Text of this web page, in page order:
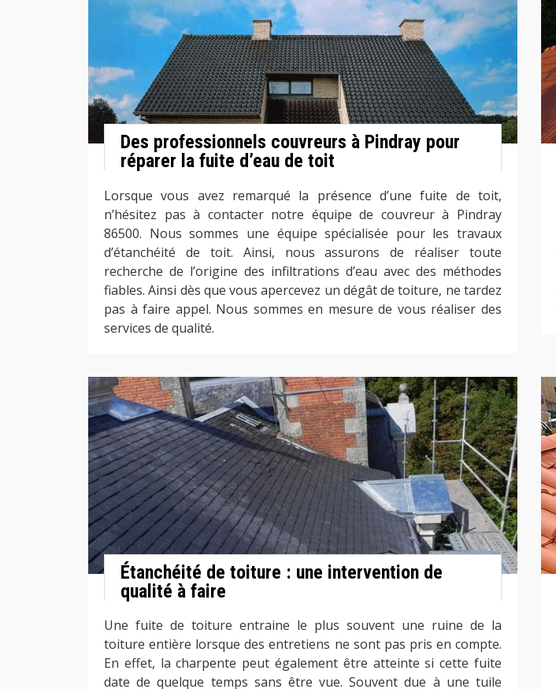
Des professionnels couvreurs à Pindray pour
réparer la fuite d’eau de toit
Lorsque vous avez remarqué la présence d’une fuite de toit,
n’hésitez pas à contacter notre équipe de couvreur à Pindray
86500. Nous sommes une équipe spécialisée pour les travaux
d’étanchéité de toit. Ainsi, nous assurons de réaliser toute
recherche de l’origine des infiltrations d’eau avec des méthodes
fiables. Ainsi dès que vous apercevez un dégât de toiture, ne tardez
pas à faire appel. Nous sommes en mesure de vous réaliser des
services de qualité.
Étanchéité de toiture : une intervention de
qualité à faire
Une fuite de toiture entraine le plus souvent une ruine de la
toiture entière lorsque des entretiens ne sont pas pris en compte.
En effet, la charpente peut également être atteinte si cette fuite
date de quelque temps sans être vue. Souvent due à une tuile